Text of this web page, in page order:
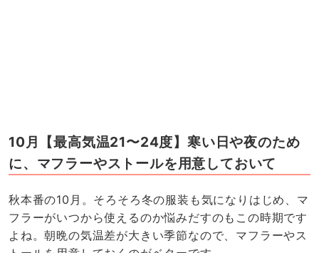
10月【最高気温21〜24度】寒い日や夜のため
に、マフラーやストールを用意しておいて
秋本番の10月。そろそろ冬の服装も気になりはじめ、マ
フラーがいつから使えるのか悩みだすのもこの時期です
よね。朝晩の気温差が大きい季節なので、マフラーやス